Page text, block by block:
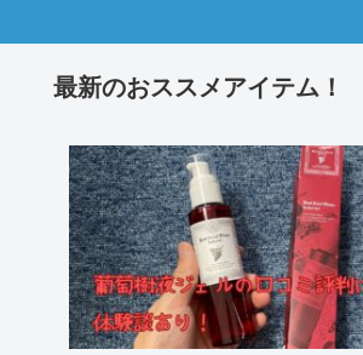
最新のおススメアイテム！